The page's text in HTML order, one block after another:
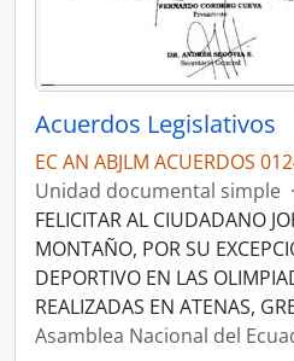
Acuerdos Legislativos
EC AN ABJLM ACUERDOS
Unidad documental simple ·
FELICITAR AL CIUDADANO
MONTAÑO, POR SU
DEPORTIVO EN LAS
REALIZADAS EN ATENAS,
Asamblea Nacional del